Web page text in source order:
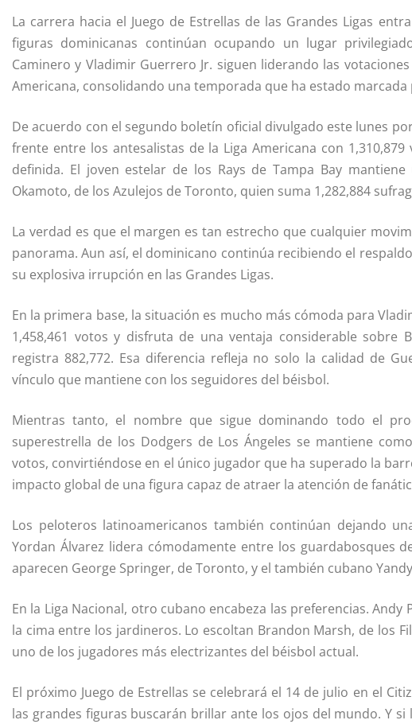
La carrera hacia el Juego de Estrellas de las Grandes Ligas
figuras dominicanas continúan ocupando un lugar
Caminero y Vladimir Guerrero Jr. siguen liderando las
Americana, consolidando una temporada que ha estado
De acuerdo con el segundo boletín oficial divulgado este lunes
frente entre los antesalistas de la Liga Americana con
definida. El joven estelar de los Rays de Tampa Bay
Okamoto, de los Azulejos de Toronto, quien suma 1,282,884
La verdad es que el margen es tan estrecho que cualquier
panorama. Aun así, el dominicano continúa recibiendo el
su explosiva irrupción en las Grandes Ligas.
En la primera base, la situación es mucho más cómoda para
1,458,461 votos y disfruta de una ventaja considerable sobre
registra 882,772. Esa diferencia refleja no solo la calidad de
vínculo que mantiene con los seguidores del béisbol.
Mientras tanto, el nombre que sigue dominando todo el
superestrella de los Dodgers de Los Ángeles se mantiene
votos, convirtiéndose en el único jugador que ha superado la
impacto global de una figura capaz de atraer la atención de
Los peloteros latinoamericanos también continúan dejando
Yordan Álvarez lidera cómodamente entre los guardabosques
aparecen George Springer, de Toronto, y el también cubano
En la Liga Nacional, otro cubano encabeza las preferencias.
la cima entre los jardineros. Lo escoltan Brandon Marsh, de los
uno de los jugadores más electrizantes del béisbol actual.
El próximo Juego de Estrellas se celebrará el 14 de julio en el
las grandes figuras buscarán brillar ante los ojos del mundo. Y